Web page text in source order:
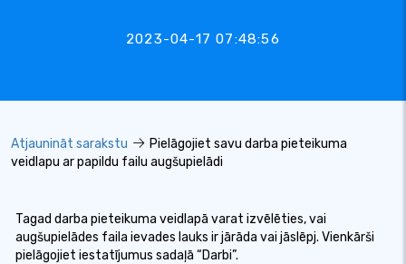
2023-04-17 07:48:56
Atjaunināt sarakstu
Pielāgojiet savu darba pieteikuma
veidlapu ar papildu failu augšupielādi
Tagad darba pieteikuma veidlapā varat izvēlēties, vai
augšupielādes faila ievades lauks ir jārāda vai jāslēpj. Vienkārši
pielāgojiet iestatījumus sadaļā “Darbi”.